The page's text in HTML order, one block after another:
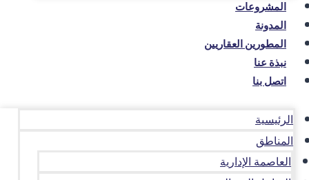
المشروعات
المدونة
المطورين العقاريين
نبذة عنا
اتصل بنا
الرئيسية
المناطق
العاصمة الإدارية